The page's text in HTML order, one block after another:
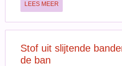
LEES MEER
Stof uit slijtende
de ban